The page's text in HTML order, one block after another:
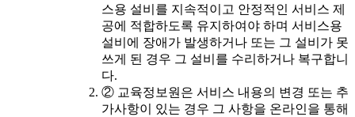
스용 설비를 지속적이고 안정적인 서비스 제
공에 적합하도록 유지하여야 하며 서비스용
설비에 장애가 발생하거나 또는 그 설비가 못
쓰게 된 경우 그 설비를 수리하거나 복구합니
다.
② 교육정보원은 서비스 내용의 변경 또는 추
가사항이 있는 경우 그 사항을 온라인을 통해